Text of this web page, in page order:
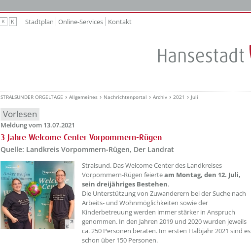
K K Stadtplan Online-Services Kontakt
STRALSUNDER ORGELTAGE Allgemeines Nachrichtenportal Archiv 2021 Juli
Vorlesen
Meldung vom 13.07.2021
3 Jahre Welcome Center Vorpommern-Rügen
Quelle: Landkreis Vorpommern-Rügen, Der Landrat
Stralsund. Das Welcome Center des Landkreises
Vorpommern-Rügen feierteam Montag, den 12. Juli,
sein dreijähriges Bestehen.
Die Unterstützung von Zuwanderern bei der Suche nach
Arbeits- und Wohnmöglichkeiten sowie der
Kinderbetreuung werden immer stärker in Anspruch
genommen. In den Jahren 2019 und 2020 wurden jeweils
ca. 250 Personen beraten. Im ersten Halbjahr 2021 sind es
schon über 150 Personen.